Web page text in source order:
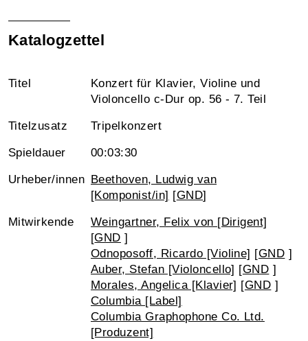
Katalogzettel
Titel
Konzert für Klavier, Violine und
Violoncello c-Dur op. 56 - 7. Teil
Titelzusatz Tripelkonzert
Spieldauer 00:03:30
Urheber/innen Beethoven, Ludwig van
[Komponist/in] [GND]
Mitwirkende
Weingartner, Felix von [Dirigent]
[GND ]
Odnoposoff, Ricardo [Violine] [GND ]
Auber, Stefan [Violoncello] [GND ]
Morales, Angelica [Klavier] [GND ]
Columbia [Label]
Columbia Graphophone Co. Ltd.
[Produzent]